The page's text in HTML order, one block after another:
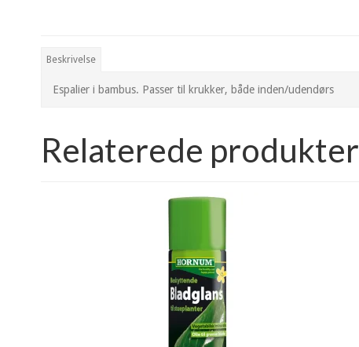
Beskrivelse
Espalier i bambus. Passer til krukker, både inden/udendørs
Relaterede produkter